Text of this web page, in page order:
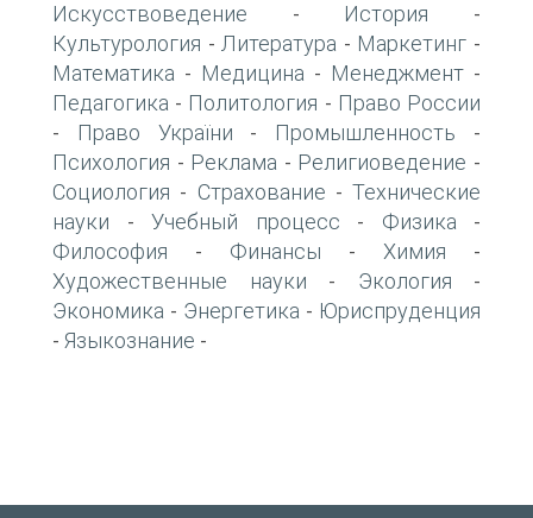
Искусствоведение - История -
Культурология -Литература - Маркетинг -
Математика - Медицина - Менеджмент -
Педагогика - Политология - Право России
- Право України - Промышленность -
Психология - Реклама - Религиоведение -
Социология - Страхование - Технические
науки - Учебный процесс - Физика -
Философия - Финансы - Химия -
Художественные науки - Экология -
Экономика - Энергетика - Юриспруденция
- Языкознание -